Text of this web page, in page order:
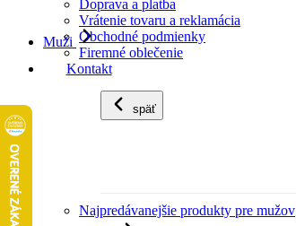
Doprava a platba
Vrátenie tovaru a reklamácia
Obchodné podmienky
Firemné oblečenie
Kontakt
Muži
späť
Najpredávanejšie produkty pre mužov